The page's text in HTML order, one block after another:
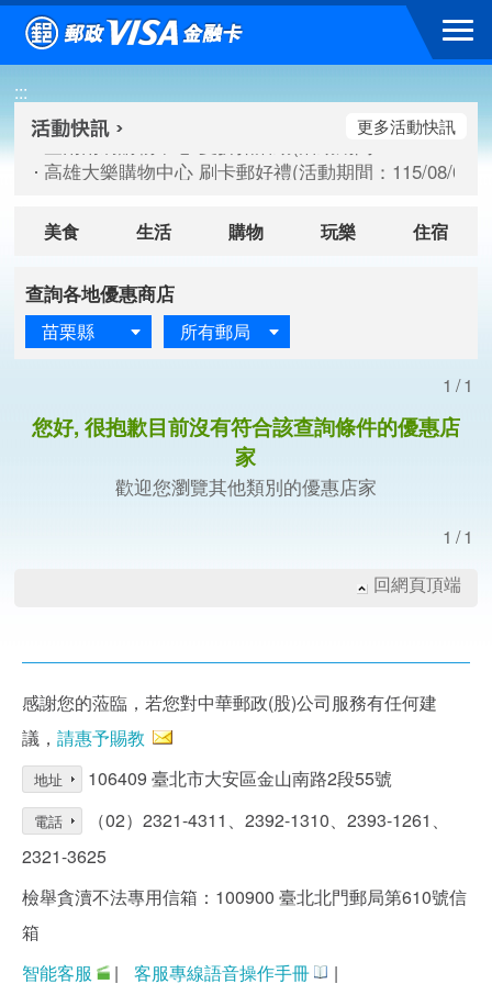
跳到主要內容區塊
:::
臺南南紡購物中心 夏折扣活動(活動期間：115/08/10-
新竹遠東巨城購物中心 2026巨城年中慶夏日BIG好刷(
臺南南紡購物中心 夏折扣活動(活動期間：115/08/10-
高雄大樂購物中心 刷卡郵好禮(活動期間：115/08/07-
更多活動快訊
美食 生活 購物 玩樂 住宿
查詢各地優惠商店
苗栗縣 所有郵局
1/1
您好, 很抱歉目前沒有符合該查詢條件的優惠店
家
歡迎您瀏覽其他類別的優惠店家
1/1
回網頁頂端
感謝您的蒞臨，若您對中華郵政(股)公司服務有任何建
議， 請惠予賜教
地址 106409 臺北市大安區金山南路2段55號
電話
（02）2321-4311、2392-1310、2393-1261、
2321-3625
檢舉貪瀆不法專用信箱：100900 臺北北門郵局第610號信
箱
智能客服
| 客服專線語音操作手冊 |